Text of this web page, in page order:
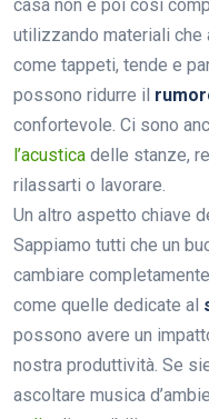
casa non è poi così
utilizzando materiali che
come tappeti, tende e
possono ridurre il
confortevole. Ci sono
l’acustica delle stanze,
rilassarti o lavorare.
Un altro aspetto chiave
Sappiamo tutti che un
cambiare
come quelle dedicate al
possono avere un
nostra produttività. Se
ascoltare musica